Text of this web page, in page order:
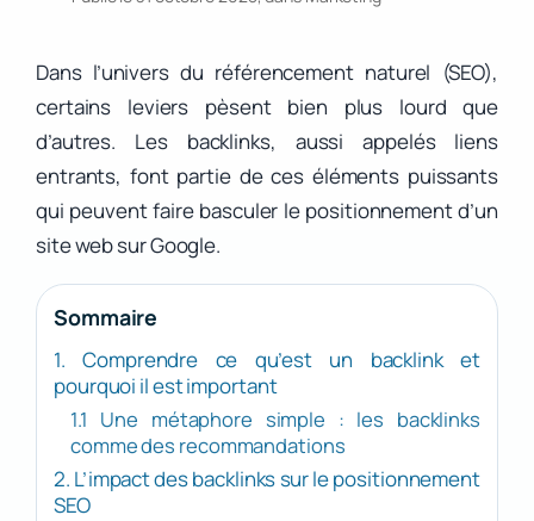
Dans l’univers du référencement naturel (SEO),
certains leviers pèsent bien plus lourd que
d’autres. Les backlinks, aussi appelés liens
entrants, font partie de ces éléments puissants
qui peuvent faire basculer le positionnement d’un
site web sur Google.
Sommaire
1. Comprendre ce qu’est un backlink et
pourquoi il est important
1.1 Une métaphore simple : les backlinks
comme des recommandations
2. L’impact des backlinks sur le positionnement
SEO